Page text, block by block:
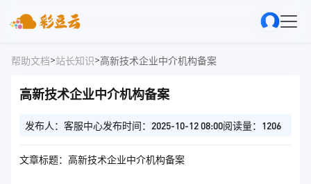
帮助文档>站长知识>高新技术企业中介机构备案
高新技术企业中介机构备案
发布人：客服中心发布时间：2025-10-12 08:00阅读量：1206
文章标题：高新技术企业中介机构备案